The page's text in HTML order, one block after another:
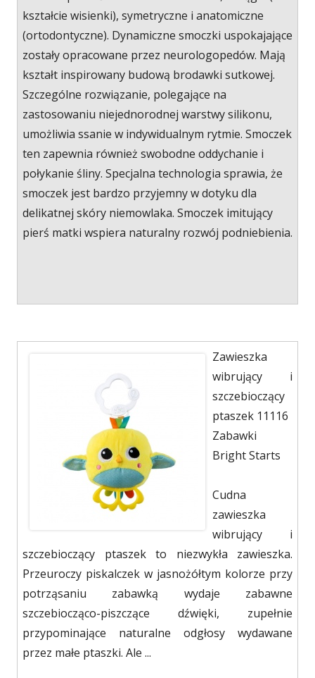
kształcie wisienki), symetryczne i anatomiczne
(ortodontyczne). Dynamiczne smoczki uspokajające
zostały opracowane przez neurologopedów. Mają
kształt inspirowany budową brodawki sutkowej.
Szczególne rozwiązanie, polegające na
zastosowaniu niejednorodnej warstwy silikonu,
umożliwia ssanie w indywidualnym rytmie. Smoczek
ten zapewnia również swobodne oddychanie i
połykanie śliny. Specjalna technologia sprawia, że
smoczek jest bardzo przyjemny w dotyku dla
delikatnej skóry niemowlaka. Smoczek imitujący
pierś matki wspiera naturalny rozwój podniebienia.
Zawieszka
wibrujący i
szczebioczący
ptaszek 11116
Zabawki
Bright Starts
Cudna
zawieszka
wibrujący i
szczebioczący ptaszek to niezwykła zawieszka.
Przeuroczy piskalczek w jasnożółtym kolorze przy
potrząsaniu zabawką wydaje zabawne
szczebiocząco-piszczące dźwięki, zupełnie
przypominające naturalne odgłosy wydawane
przez małe ptaszki. Ale ...